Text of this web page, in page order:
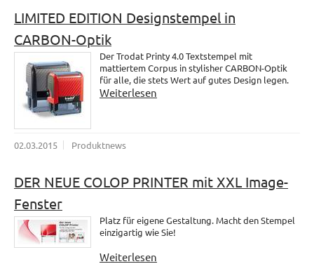
LIMITED EDITION Designstempel in
CARBON-Optik
Der Trodat Printy 4.0 Textstempel mit
mattiertem Corpus in stylisher CARBON-Optik
für alle, die stets Wert auf gutes Design legen.
Weiterlesen
02.03.2015 Produktnews
DER NEUE COLOP PRINTER mit XXL Image-
Fenster
Platz für eigene Gestaltung. Macht den Stempel
einzigartig wie Sie!
Weiterlesen